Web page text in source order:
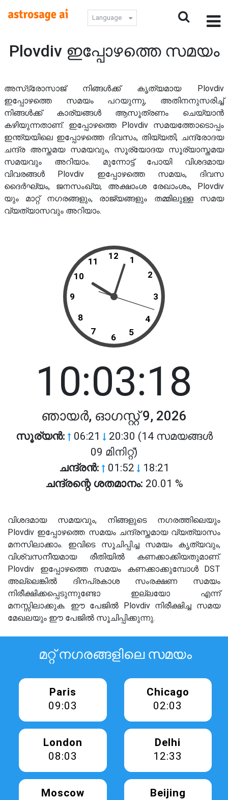
Language
Plovdiv ഇപ്പോഴത്തെ സമയം
അസ്‌ട്രോസാജ് നിങ്ങൾക്ക് കൃത്യമായ Plovdiv
ഇപ്പോഴത്തെ സമയം പറയുന്നു, അതിനനുസരിച്ച്
നിങ്ങൾക്ക് കാര്യങ്ങൾ ആസൂത്രണം ചെയ്യാൻ
കഴിയുന്നതാണ്. ഇപ്പോഴത്തെ Plovdiv സമയത്തോടൊപ്പം
ഇന്ത്യയിലെ ഇപ്പോഴത്തെ ദിവസം, തിയ്യതി, ചന്ദ്രോദയ
ചന്ദ്ര അസ്തമയ സമയവും, സൂര്യോദയ സൂര്യാസ്തമയ
സമയവും അറിയാം. മുന്നോട്ട് പോയി വിശദമായ
വിവരങ്ങൾ Plovdiv ഇപ്പോഴത്തെ സമയം, ദിവസ
ദൈർഘ്യം, ജനസംഖ്യ, അക്ഷാംശ രേഖാംശം, Plovdiv
യും മാറ്റ് നഗരങ്ങളും, രാജ്യങ്ങളും തമ്മിലുള്ള സമയ
വ്യത്യാസവും അറിയാം.
12
11
10
9
8
7
6 5
4
3
2
1
10:03:18
ഞായർ, ഓഗസ്റ്റ് 9, 2026
സൂര്യൻ: 06:21 20:30 (14 സമയങ്ങൾ
09 മിനിറ്റ്)
ചന്ദ്രൻ: 01:52 18:21
ചന്ദ്രന്റെ ശതമാനം: 20.01 %
വിശദമായ സമയവും, നിങ്ങളുടെ നഗരത്തിലെയും
Plovdiv ഇപ്പോഴത്തെ സമയം ചന്ദ്രസ്തമായ വ്യത്യാസം
മനസിലാക്കാം. ഇവിടെ സൂചിപ്പിച്ച സമയം കൃത്യവും,
വിശ്വസനീയമായ രീതിയിൽ കണക്കാക്കിയതുമാണ്.
Plovdiv ഇപ്പോഴത്തെ സമയം കണക്കാക്കുമ്പോൾ DST
അല്ലെങ്കിൽ ദിനപ്രകാശ സംരക്ഷണ സമയം
നിരീക്ഷിക്കപ്പെടുന്നുണ്ടോ ഇല്ലയോ എന്ന്
മനസ്സിലാക്കുക. ഈ പേജിൽ Plovdiv നിരീക്ഷിച്ച സമയ
മേഖലയും ഈ പേജിൽ സൂചിപ്പിക്കുന്നു.
മറ്റ് നഗരങ്ങളിലെ സമയം
Paris
09:03
Chicago
02:03
London
08:03
Delhi
12:33
Moscow
Beijing